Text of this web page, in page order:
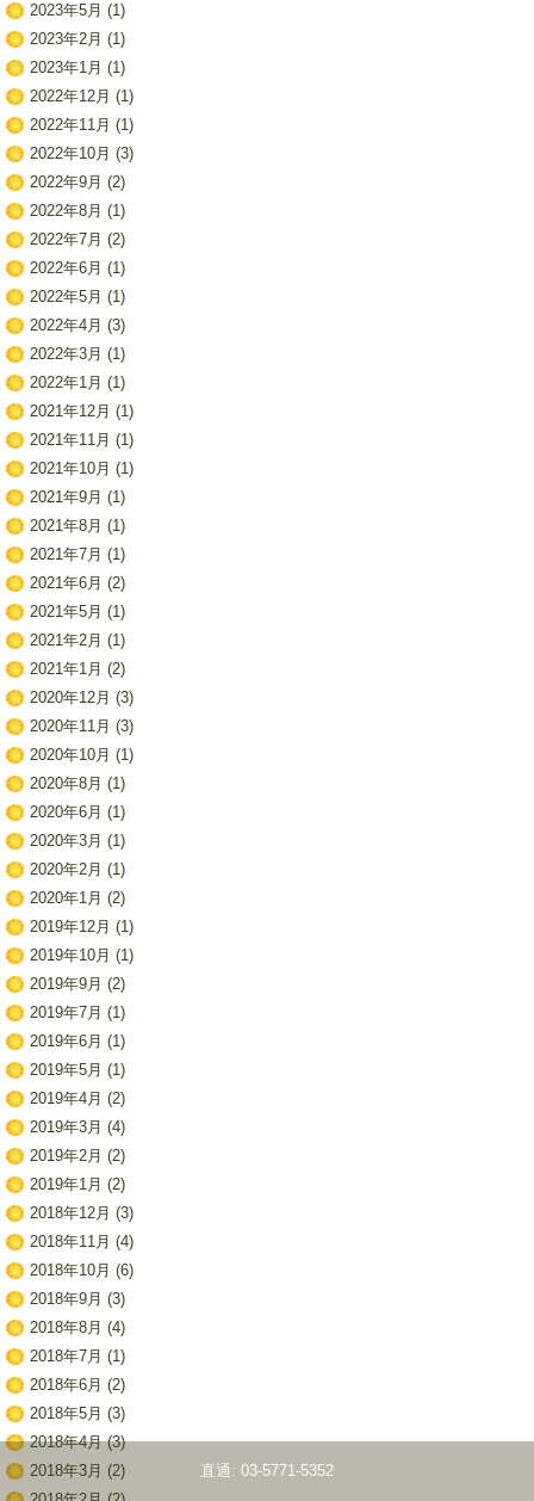
2023年5月 (1)
2023年2月 (1)
2023年1月 (1)
2022年12月 (1)
2022年11月 (1)
2022年10月 (3)
2022年9月 (2)
2022年8月 (1)
2022年7月 (2)
2022年6月 (1)
2022年5月 (1)
2022年4月 (3)
2022年3月 (1)
2022年1月 (1)
2021年12月 (1)
2021年11月 (1)
2021年10月 (1)
2021年9月 (1)
2021年8月 (1)
2021年7月 (1)
2021年6月 (2)
2021年5月 (1)
2021年2月 (1)
2021年1月 (2)
2020年12月 (3)
2020年11月 (3)
2020年10月 (1)
2020年8月 (1)
2020年6月 (1)
2020年3月 (1)
2020年2月 (1)
2020年1月 (2)
2019年12月 (1)
2019年10月 (1)
2019年9月 (2)
2019年7月 (1)
2019年6月 (1)
2019年5月 (1)
2019年4月 (2)
2019年3月 (4)
2019年2月 (2)
2019年1月 (2)
2018年12月 (3)
2018年11月 (4)
2018年10月 (6)
2018年9月 (3)
2018年8月 (4)
2018年7月 (1)
2018年6月 (2)
2018年5月 (3)
2018年4月(3)
2018年3月 (2)
直通: 03-5771-5352